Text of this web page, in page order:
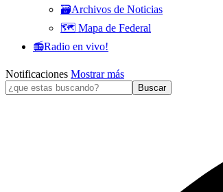
🗃️Archivos de Noticias
🗺️ Mapa de Federal
📻Radio en vivo!
Notificaciones Mostrar más